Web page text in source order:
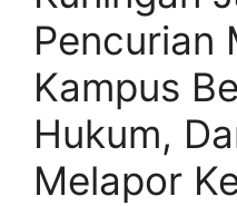
Pencurian
Kampus
Hukum,
Melapor